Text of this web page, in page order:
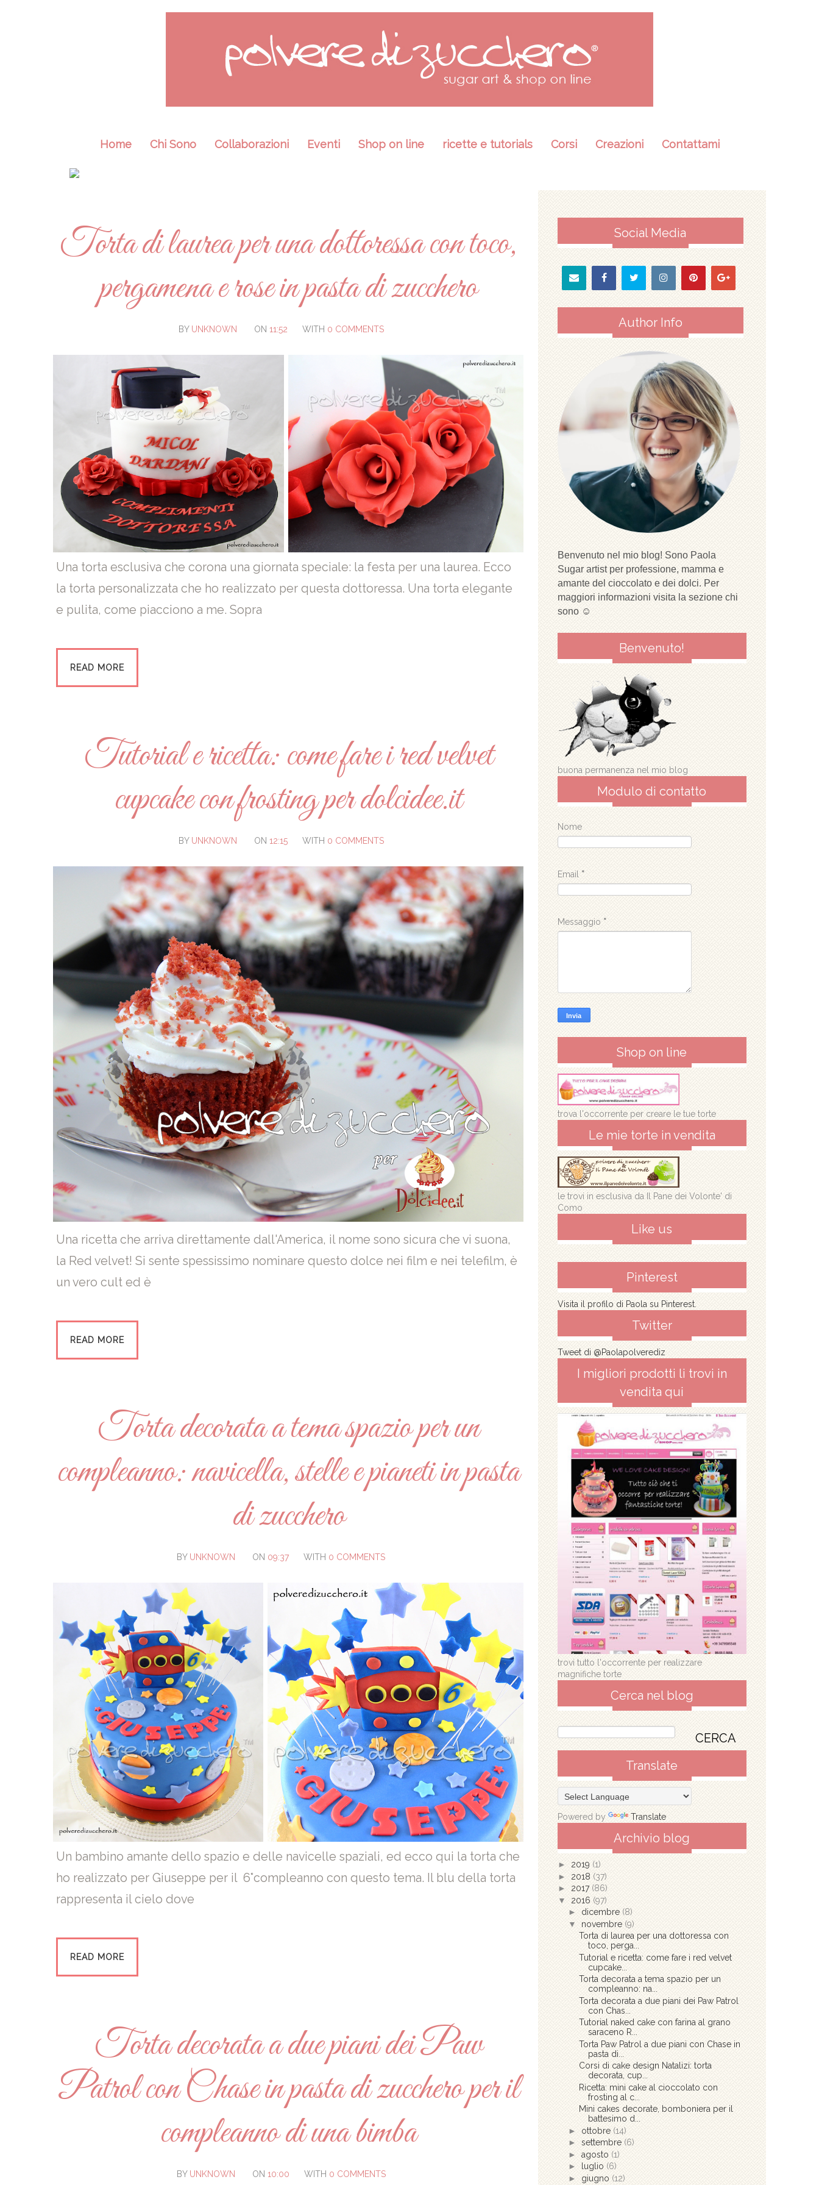
Home Chi Sono Collaborazioni Eventi Shop on line ricette e tutorials Corsi Creazioni Contattami
Torta di laurea per una dottoressa con toco,
pergamena e rose in pasta di zucchero
BY UNKNOWN ON 11:52 WITH 0 COMMENTS
Una torta esclusiva che corona una giornata speciale: la festa per una laurea. Ecco
la torta personalizzata che ho realizzato per questa dottoressa. Una torta elegante
e pulita, come piacciono a me. Sopra
READ MORE
Tutorial e ricetta: come fare i red velvet
cupcake con frosting per dolcidee.it
BY UNKNOWN ON 12:15 WITH 0 COMMENTS
Una ricetta che arriva direttamente dall'America, il nome sono sicura che vi suona,
la Red velvet! Si sente spessissimo nominare questo dolce nei film e nei telefilm, è
un vero cult ed è
READ MORE
Torta decorata a tema spazio per un
compleanno: navicella, stelle e pianeti in pasta
di zucchero
BY UNKNOWN ON 09:37 WITH 0 COMMENTS
Un bambino amante dello spazio e delle navicelle spaziali, ed ecco qui la torta che
ho realizzato per Giuseppe per il 6°compleanno con questo tema. Il blu della torta
rappresenta il cielo dove
READ MORE
Torta decorata a due piani dei Paw
Patrol con Chase in pasta di zucchero per il
compleanno di una bimba
BY UNKNOWN ON 10:00 WITH 0 COMMENTS
Social Media
Author Info
Benvenuto nel mio blog! Sono Paola
Sugar artist per professione, mamma e
amante del cioccolato e dei dolci. Per
maggiori informazioni visita la sezione chi
sono ☺
Benvenuto!
buona permanenza nel mio blog
Modulo di contatto
Nome
Email *
Messaggio *
Shop on line
trova l'occorrente per creare le tue torte
Le mie torte in vendita
le trovi in esclusiva da Il Pane dei Volonte' di
Como
Like us
Pinterest
Visita il profilo di Paola su Pinterest.
Twitter
Tweet di @Paolapolverediz
I migliori prodotti li trovi in
vendita qui
trovi tutto l'occorrente per realizzare
magnifiche torte
Cerca nel blog
Translate
Powered by Translate
Archivio blog
► 2019 (1)
► 2018 (37)
► 2017 (86)
▼ 2016 (97)
► dicembre (8)
▼ novembre (9)
Torta di laurea per una dottoressa con
toco, perga...
Tutorial e ricetta: come fare i red velvet
cupcake...
Torta decorata a tema spazio per un
compleanno: na...
Torta decorata a due piani dei Paw Patrol
con Chas...
Tutorial naked cake con farina al grano
saraceno R...
Torta Paw Patrol a due piani con Chase in
pasta di...
Corsi di cake design Natalizi: torta
decorata, cup...
Ricetta: mini cake al cioccolato con
frosting al c...
Mini cakes decorate, bomboniera per il
battesimo d...
► ottobre (14)
► settembre (6)
► agosto (1)
►
luglio (6)
► giugno (12)